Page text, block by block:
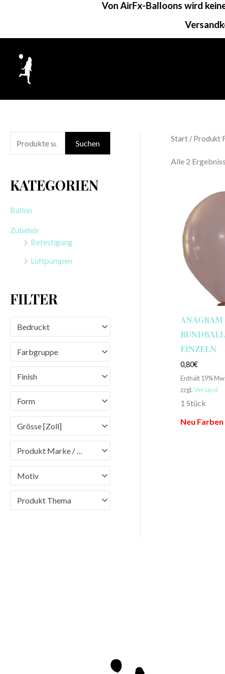
springen
Von AirFx-Balloons wird
u
h
n
Suchen
KATEGORIEN
Ballon
Zubehör
Befestigung
Luftpumpen
FILTER
Bedruckt
Farbgruppe
Finish
Form
Grösse [Zoll]
Produkt Marke / Brand
Motiv
Produkt Thema
Start/ Produkt
Alle 2
ANAGRAM
EINZELN
0,80€
Enthält 19%
zzgl.Versand
1 Stück
Neu